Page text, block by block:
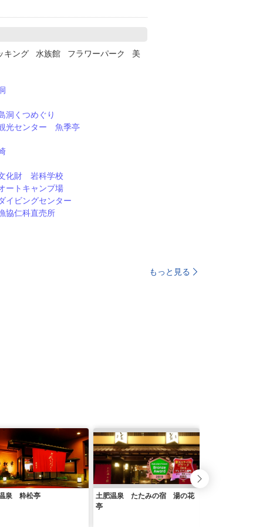
ング 水族館 フラワーパーク 美
洞くつめぐり
光センター 魚季亭
化財 岩科学校
ートキャンプ場
イビングセンター
協仁科直売所
もっと見る
泉 粋松亭
土肥温泉 たたみの宿 湯の花
亭